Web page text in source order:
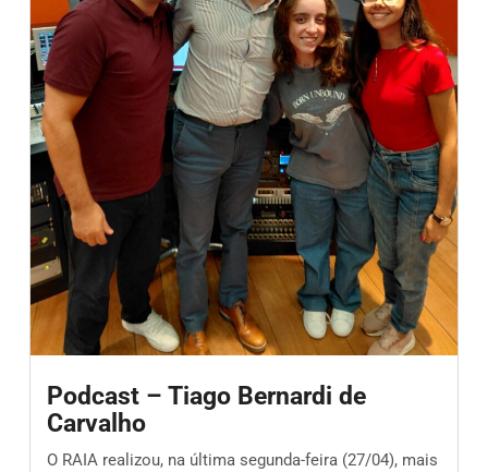
Podcast – Tiago Bernardi de
Carvalho
O RAIA realizou, na última segunda-feira (27/04), mais